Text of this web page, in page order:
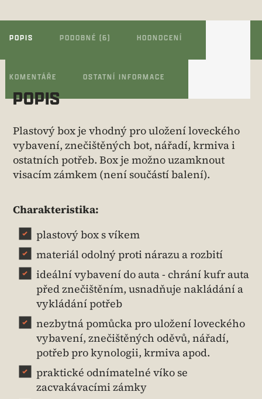
POPIS PODOBNÉ (6) HODNOCENÍ
KOMENTÁŘE OSTATNÍ INFORMACE
POPIS
Plastový box je vhodný pro uložení loveckého
vybavení, znečištěných bot, nářadí, krmiva i
ostatních potřeb. Box je možno uzamknout
visacím zámkem (není součástí balení).
Charakteristika:
plastový box s víkem
materiál odolný proti nárazu a rozbití
ideální vybavení do auta - chrání kufr auta
před znečištěním, usnadňuje nakládání a
vykládání potřeb
nezbytná pomůcka pro uložení loveckého
vybavení, znečištěných oděvů, nářadí,
potřeb pro kynologii, krmiva apod.
praktické odnímatelné víko se
zacvakávacími zámky